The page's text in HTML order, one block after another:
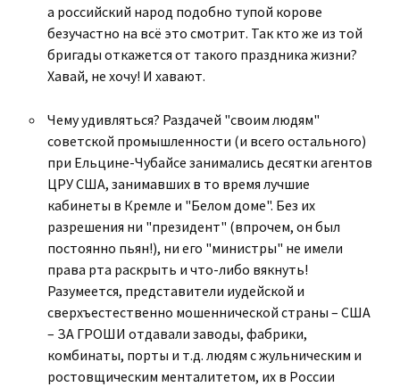
а российский народ подобно тупой корове
безучастно на всё это смотрит. Так кто же из той
бригады откажется от такого праздника жизни?
Хавай, не хочу! И хавают.
Чему удивляться? Раздачей "своим людям"
советской промышленности (и всего остального)
при Ельцине-Чубайсе занимались десятки агентов
ЦРУ США, занимавших в то время лучшие
кабинеты в Кремле и "Белом доме". Без их
разрешения ни "президент" (впрочем, он был
постоянно пьян!), ни его "министры" не имели
права рта раскрыть и что-либо вякнуть!
Разумеется, представители иудейской и
сверхъестественно мошеннической страны – США
– ЗА ГРОШИ отдавали заводы, фабрики,
комбинаты, порты и т.д. людям с жульническим и
ростовщическим менталитетом, их в России